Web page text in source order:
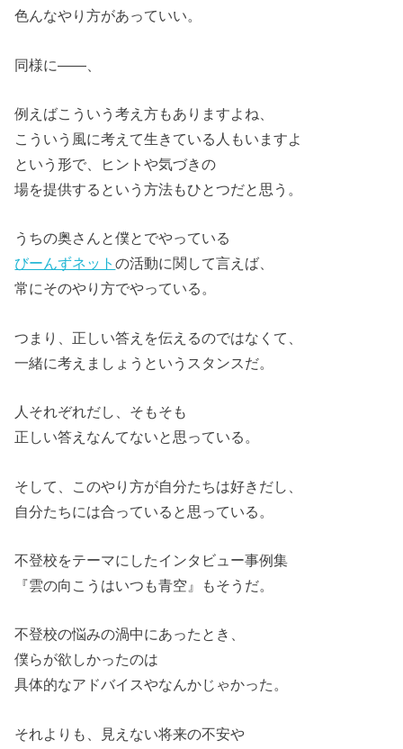
色んなやり方があっていい。
同様に――、
例えばこういう考え方もありますよね、
こういう風に考えて生きている人もいますよ
という形で、ヒントや気づきの
場を提供するという方法もひとつだと思う。
うちの奥さんと僕とでやっている
びーんずネットの活動に関して言えば、
常にそのやり方でやっている。
つまり、正しい答えを伝えるのではなくて、
一緒に考えましょうというスタンスだ。
人それぞれだし、そもそも
正しい答えなんてないと思っている。
そして、このやり方が自分たちは好きだし、
自分たちには合っていると思っている。
不登校をテーマにしたインタビュー事例集
『雲の向こうはいつも青空』もそうだ。
不登校の悩みの渦中にあったとき、
僕らが欲しかったのは
具体的なアドバイスやなんかじゃかった。
それよりも、見えない将来の不安や